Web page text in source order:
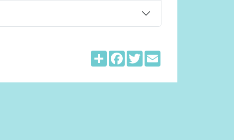
ShareFacebook
Twitter